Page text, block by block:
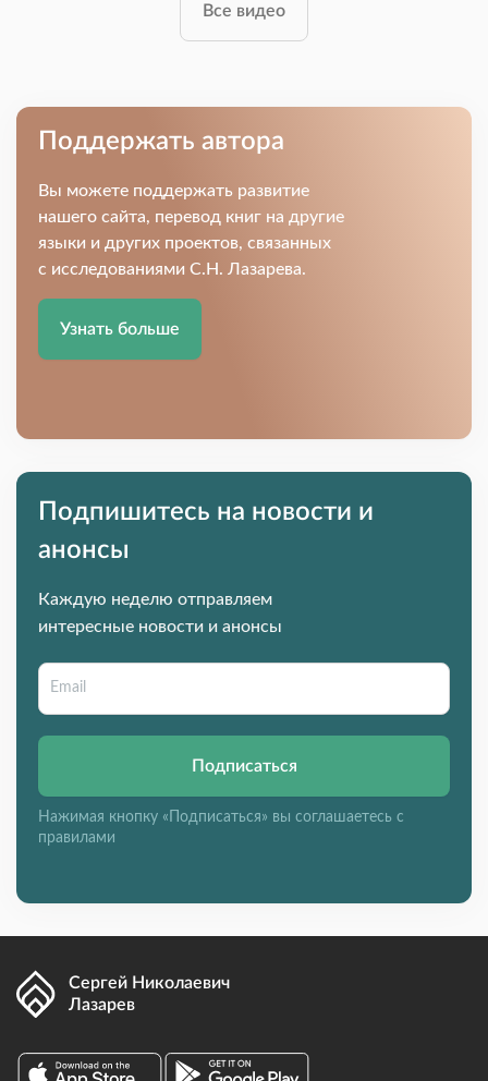
Все видео
Поддержать автора
Вы можете поддержать развитие
нашего сайта, перевод книг на другие
языки и других проектов, связанных
с исследованиями С.Н. Лазарева.
Узнать больше
Подпишитесь на новости и
анонсы
Каждую неделю отправляем
интересные новости и анонсы
Подписаться
Нажимая кнопку «Подписаться» вы соглашаетесь с
правилами
Сергей Николаевич
Лазарев